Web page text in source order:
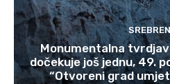
Monumentalna
dočekuje još jednu, 49.
“Otvoreni grad